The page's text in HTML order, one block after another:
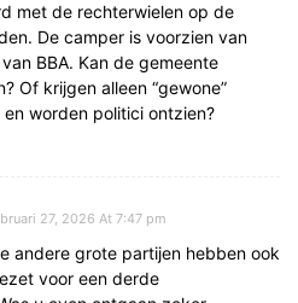
met de rechterwielen op de
De camper is voorzien van
BBA. Kan de gemeente
Of krijgen alleen “gewone”
worden politici ontzien?
27, 2026 At 7:47 pm
andere grote partijen hebben ook
voor een derde